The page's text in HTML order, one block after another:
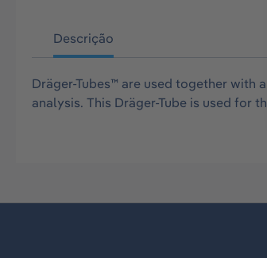
Descrição
Dräger-Tubes™ are used together with
analysis. This Dräger-Tube is used for